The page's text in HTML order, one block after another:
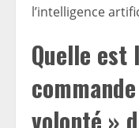
l’intelligence
Quelle est
volonté »